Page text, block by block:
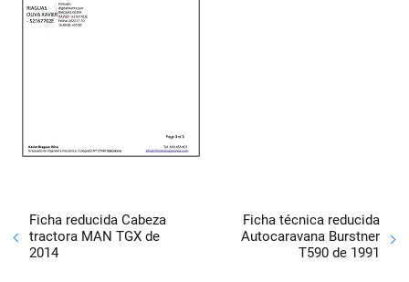
Ficha reducida Cabeza
tractora MAN TGX de
2014
Ficha técnica reducida
Autocaravana Burstner
T590 de 1991